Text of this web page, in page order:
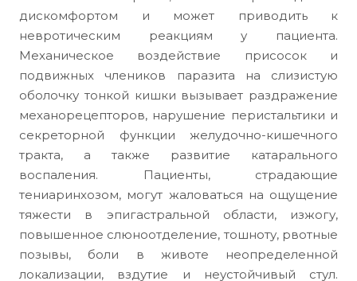
дискомфортом и может приводить к
невротическим реакциям у пациента.
Механическое воздействие присосок и
подвижных члеников паразита на слизистую
оболочку тонкой кишки вызывает раздражение
механорецепторов, нарушение перистальтики и
секреторной функции желудочно-кишечного
тракта, а также развитие катарального
воспаления. Пациенты, страдающие
тениаринхозом, могут жаловаться на ощущение
тяжести в эпигастральной области, изжогу,
повышенное слюноотделение, тошноту, рвотные
позывы, боли в животе неопределенной
локализации, вздутие и неустойчивый стул.